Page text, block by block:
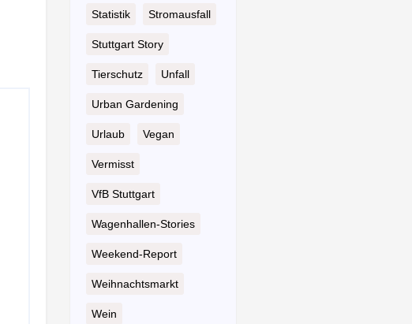
Statistik Stromausfall
Stuttgart Story
Tierschutz Unfall
Urban Gardening
Urlaub Vegan
Vermisst
VfB Stuttgart
Wagenhallen-Stories
Weekend-Report
Weihnachtsmarkt
Wein